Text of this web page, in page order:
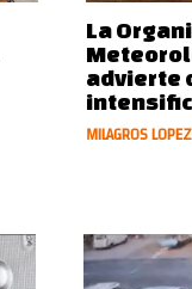
La
advierte
MILAGROS LOPEZ